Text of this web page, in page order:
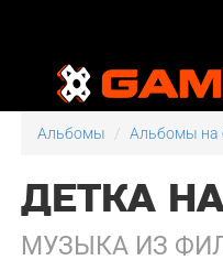
Альбомы Альбомы на
ДЕТКА
МУЗЫКА ИЗ